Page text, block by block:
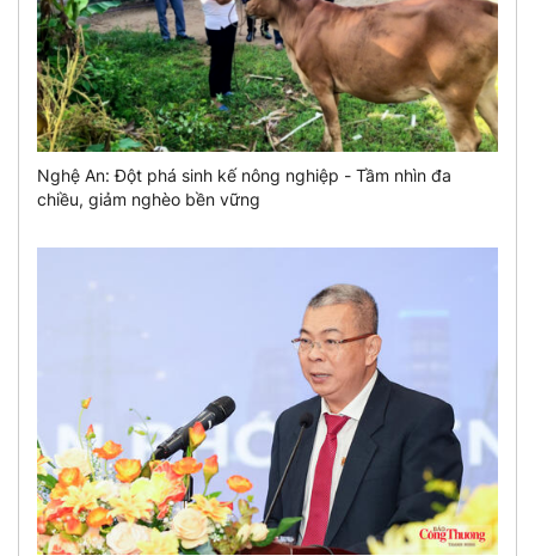
Nghệ An: Đột phá sinh kế nông nghiệp - Tầm nhìn đa
chiều, giảm nghèo bền vững